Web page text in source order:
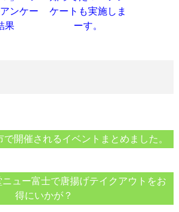
ンケー
果
ケートも実施しま
ーす。
開催されるイベントまとめました。
ュー富士で唐揚げテイクアウトをお
得にいかが？